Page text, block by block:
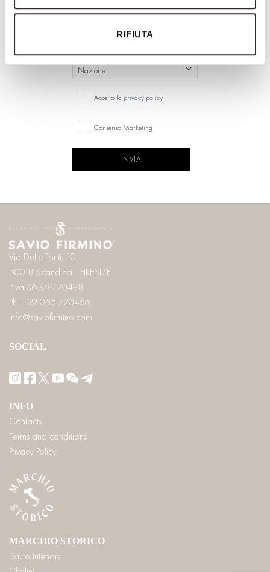
RIFIUTA
e
NAZIONE
CONSENSO
Accetto la privacy policy
Consenso Marketing
CAPTCHA
Via Delle Fonti, 10
50018 Scandicci - FIRENZE
P.Iva 06378770488
Ph. +39 055 720466
info@saviofirmino.com
SOCIAL
INFO
Contacts
Terms and conditions
Privacy Policy
MARCHIO STORICO
Savio Interiors